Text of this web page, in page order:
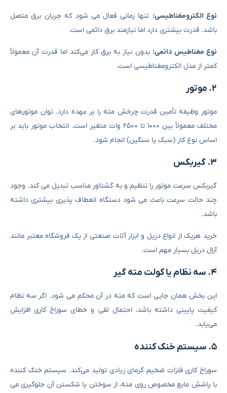
نوع الکترومغناطیسی: تنها زمانی فعال می ‌شود که جریان برق متصل
باشد. قدرت بیشتری دارد اما نیازمند برق دائمی است.
نوع مغناطیس دائمی: بدون نیاز به برق کار می‌کند اما قدرت آن معمولاً
کمتر از مدل الکترومغناطیسی است.
۲. موتور
موتور وظیفه تأمین قدرت چرخش مته را بر عهده دارد. توان موتورهای
مختلف معمولاً بین ۱۰۰۰ تا ۲۵۰۰ وات متغیر است. انتخاب موتور باید بر
اساس نوع کار (سبک یا سنگین) انجام شود.
۳. گیربکس
گیربکس سرعت موتور را تنظیم و به گشتاور مناسب تبدیل می‌ کند. وجود
چند حالت سرعت باعث می ‌شود دستگاه انعطاف ‌پذیری بیشتری داشته
باشد.
خرید هریک از انواع دریل و ابزار آلات صنعتی از یک فروشگاه معتبر مانند
آرال دریل بسیار مهم است.
۴. سه ‌نظام یا کولت مته ‌گیر
این بخش همان جایی است که مته در آن محکم می ‌شود. اگر سه ‌نظام
کیفیت پایینی داشته باشد، احتمال لقی و خطای سوراخ‌ کاری افزایش
می‌یابد.
۵. سیستم خنک ‌کننده
سوراخ ‌کاری فلزات ضخیم گرمای زیادی تولید می‌کند. سیستم خنک‌ کننده
با پاشش مایع مخصوص روی مته، از سوختن یا شکستن آن جلوگیری می